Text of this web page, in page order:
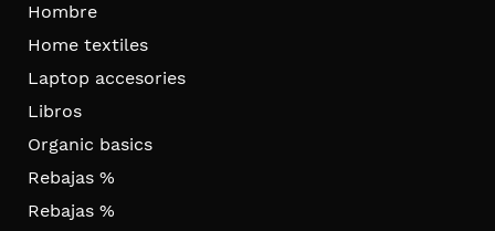
Hombre
Home textiles
Laptop accesories
Libros
Organic basics
Rebajas %
Rebajas %